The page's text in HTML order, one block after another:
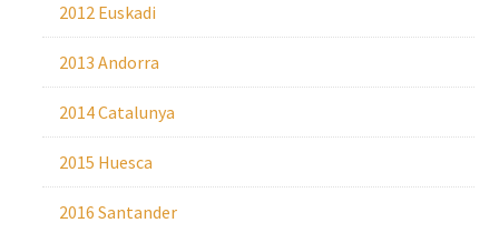
2012 Euskadi
2013 Andorra
2014 Catalunya
2015 Huesca
2016 Santander